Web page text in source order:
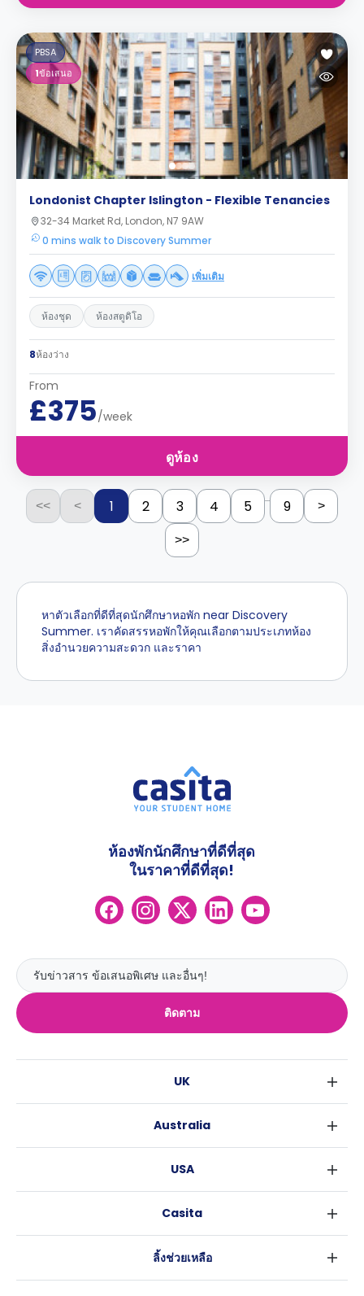
PBSA
1ข้อเสนอ
Londonist Chapter Islington - Flexible Tenancies
32-34 Market Rd, London, N7 9AW
0 mins walk to Discovery Summer
เพิ่มเติม
ห้องชุด ห้องสตูดิโอ
8ห้องว่าง
From
£375/week
ดูห้อง
<< < 1 2 3 4 5 ... 9 >
>>
หาตัวเลือกที่ดีที่สุดนักศึกษาหอพัก near Discovery
Summer. เราคัดสรรหอพักให้คุณเลือกตามประเภทห้อง
สิ่งอำนวยความสะดวก และราคา
ติดตาม
ห้องพักนักศึกษาที่ดีที่สุด
ในราคาที่ดีที่สุด!
UK
เอดินเบอระ
ลีดส์
Australia
บริสเบน
อะเดลายด์
USA
แอตแลนตา
Casita
ลิ้งช่วยเหลือ